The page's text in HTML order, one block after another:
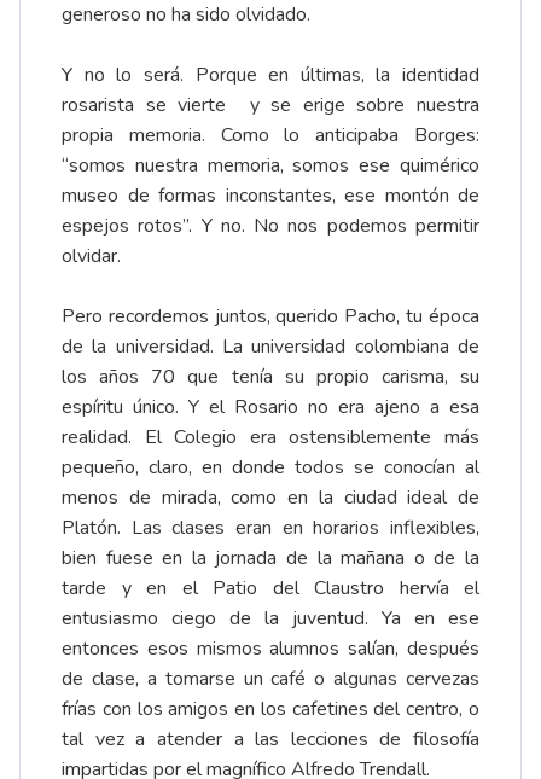
generoso no ha sido olvidado.
Y no lo será. Porque en últimas, la identidad
rosarista se vierte y se erige sobre nuestra
propia memoria. Como lo anticipaba Borges:
“somos nuestra memoria, somos ese quimérico
museo de formas inconstantes, ese montón de
espejos rotos”. Y no. No nos podemos permitir
olvidar.
Pero recordemos juntos, querido Pacho, tu época
de la universidad. La universidad colombiana de
los años 70 que tenía su propio carisma, su
espíritu único. Y el Rosario no era ajeno a esa
realidad. El Colegio era ostensiblemente más
pequeño, claro, en donde todos se conocían al
menos de mirada, como en la ciudad ideal de
Platón. Las clases eran en horarios inflexibles,
bien fuese en la jornada de la mañana o de la
tarde y en el Patio del Claustro hervía el
entusiasmo ciego de la juventud. Ya en ese
entonces esos mismos alumnos salían, después
de clase, a tomarse un café o algunas cervezas
frías con los amigos en los cafetines del centro, o
tal vez a atender a las lecciones de filosofía
impartidas por el magnífico Alfredo Trendall.